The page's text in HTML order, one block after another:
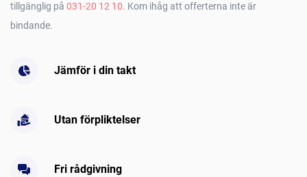
tillgänglig på 031-20 12 10. Kom ihåg att offerterna inte är
bindande.
Jämför i din takt
Utan förpliktelser
Fri rådgivning